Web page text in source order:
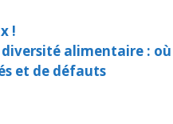
!
alimentaire : où
et de défauts